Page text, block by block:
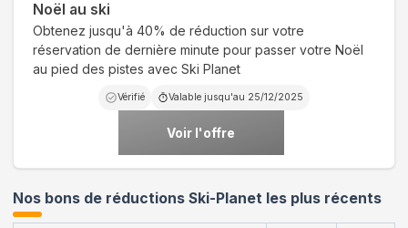
Noël au ski
Obtenez jusqu'à 40% de réduction sur votre
réservation de dernière minute pour passer votre Noël
au pied des pistes avec Ski Planet
Vérifié Valable jusqu'au 25/12/2025
Voir l'offre
Nos bons de réductions Ski-Planet les plus récents